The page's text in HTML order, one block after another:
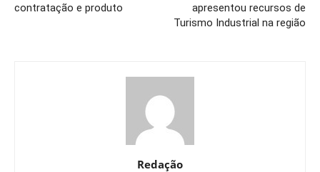
contratação e produto
apresentou recursos de
Turismo Industrial na região
Redação